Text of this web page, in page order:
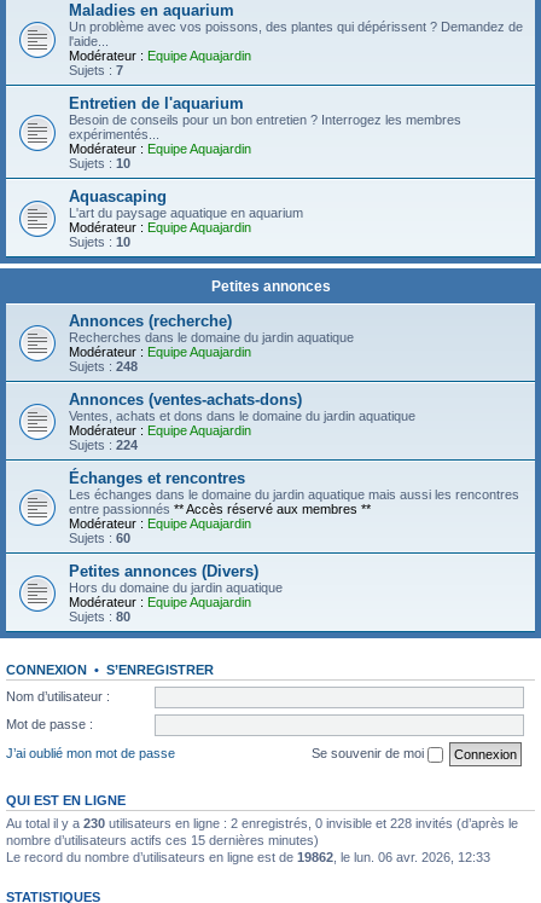
Maladies en aquarium
Un problème avec vos poissons, des plantes qui dépérissent ? Demandez de
l'aide...
Modérateur : Equipe Aquajardin
Sujets : 7
Entretien de l'aquarium
Besoin de conseils pour un bon entretien ? Interrogez les membres
expérimentés...
Modérateur : Equipe Aquajardin
Sujets : 10
Aquascaping
L'art du paysage aquatique en aquarium
Modérateur : Equipe Aquajardin
Sujets : 10
Petites annonces
Annonces (recherche)
Recherches dans le domaine du jardin aquatique
Modérateur : Equipe Aquajardin
Sujets : 248
Annonces (ventes-achats-dons)
Ventes, achats et dons dans le domaine du jardin aquatique
Modérateur : Equipe Aquajardin
Sujets : 224
Échanges et rencontres
Les échanges dans le domaine du jardin aquatique mais aussi les rencontres
entre passionnés ** Accès réservé aux membres **
Modérateur : Equipe Aquajardin
Sujets : 60
Petites annonces (Divers)
Hors du domaine du jardin aquatique
Modérateur : Equipe Aquajardin
Sujets : 80
CONNEXION • S’ENREGISTRER
Nom d’utilisateur :
Mot de passe :
J’ai oublié mon mot de passe
Se souvenir de moi
QUI EST EN LIGNE
Au total il y a 230 utilisateurs en ligne : 2 enregistrés, 0 invisible et 228 invités (d’après le
nombre d’utilisateurs actifs ces 15 dernières minutes)
Le record du nombre d’utilisateurs en ligne est de 19862 , le lun. 06 avr. 2026, 12:33
STATISTIQUES